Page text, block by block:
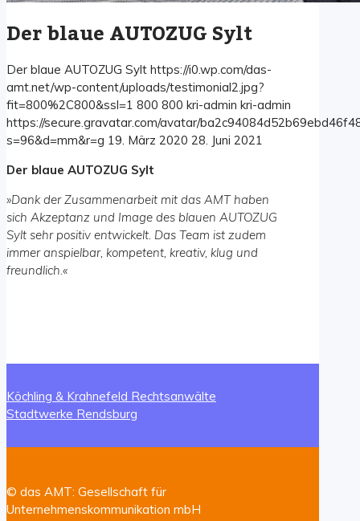
Der blaue AUTOZUG Sylt
Der blaue AUTOZUG Sylt https://i0.wp.com/das-
amt.net/wp-content/uploads/testimonial2.jpg?
fit=800%2C800&ssl=1 800 800 kri-admin kri-admin
https://secure.gravatar.com/avatar/
s=96&d=mm&r=g 19. März 2020 28. Juni 2021
Der blaue AUTOZUG Sylt
»Dank der Zusammenarbeit mit das AMT haben
sich Akzeptanz und Image des blauen AUTOZUG
Sylt sehr positiv entwickelt. Das Team ist zudem
immer anspielbar, kompetent, kreativ, klug und
freundlich.«
Köchling & Krahnefeld Rechtsanwälte
Stadtwerke Rendsburg
© das AMT: Gesellschaft für
Unternehmenskommunikation mbH